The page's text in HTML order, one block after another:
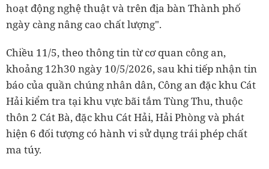
hoạt động nghệ thuật và trên địa bàn Thành phố
ngày càng nâng cao chất lượng".
Chiều 11/5, theo thông tin từ cơ quan công an,
khoảng 12h30 ngày 10/5/2026, sau khi tiếp nhận tin
báo của quần chúng nhân dân, Công an đặc khu Cát
Hải kiểm tra tại khu vực bãi tắm Tùng Thu, thuộc
thôn 2 Cát Bà, đặc khu Cát Hải, Hải Phòng và phát
hiện 6 đối tượng có hành vi sử dụng trái phép chất
ma túy.